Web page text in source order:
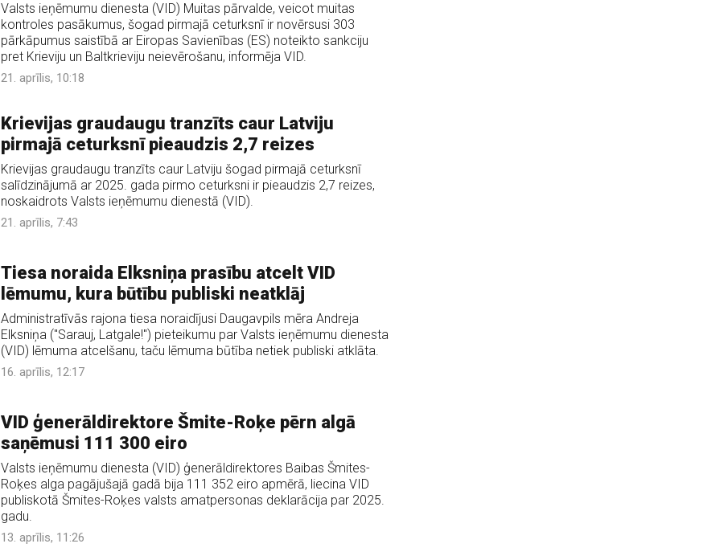
Valsts ieņēmumu dienesta (VID) Muitas pārvalde, veicot muitas
kontroles pasākumus, šogad pirmajā ceturksnī ir novērsusi 303
pārkāpumus saistībā ar Eiropas Savienības (ES) noteikto sankciju
pret Krieviju un Baltkrieviju neievērošanu, informēja VID.
21. aprīlis, 10:18
Krievijas graudaugu tranzīts caur Latviju
pirmajā ceturksnī pieaudzis 2,7 reizes
Krievijas graudaugu tranzīts caur Latviju šogad pirmajā ceturksnī
salīdzinājumā ar 2025. gada pirmo ceturksni ir pieaudzis 2,7 reizes,
noskaidrots Valsts ieņēmumu dienestā (VID).
21. aprīlis, 7:43
Tiesa noraida Elksniņa prasību atcelt VID
lēmumu, kura būtību publiski neatklāj
Administratīvās rajona tiesa noraidījusi Daugavpils mēra Andreja
Elksniņa ("Sarauj, Latgale!") pieteikumu par Valsts ieņēmumu dienesta
(VID) lēmuma atcelšanu, taču lēmuma būtība netiek publiski atklāta.
16. aprīlis, 12:17
VID ģenerāldirektore Šmite-Roķe pērn algā
saņēmusi 111 300 eiro
Valsts ieņēmumu dienesta (VID) ģenerāldirektores Baibas Šmites-
Roķes alga pagājušajā gadā bija 111 352 eiro apmērā, liecina VID
publiskotā Šmites-Roķes valsts amatpersonas deklarācija par 2025.
gadu.
13. aprīlis, 11:26